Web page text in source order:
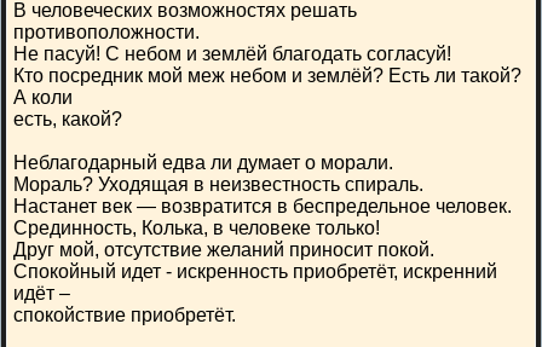
В человеческих возможностях решать
противоположности.
Не пасуй! С небом и землёй благодать согласуй!
Кто посредник мой меж небом и землёй? Есть ли такой?
А коли
есть, какой?
Неблагодарный едва ли думает о морали.
Мораль? Уходящая в неизвестность спираль.
Настанет век — возвратится в беспредельное человек.
Срединность, Колька, в человеке только!
Друг мой, отсутствие желаний приносит покой.
Спокойный идет - искренность приобретёт, искренний
идёт –
спокойствие приобретёт.